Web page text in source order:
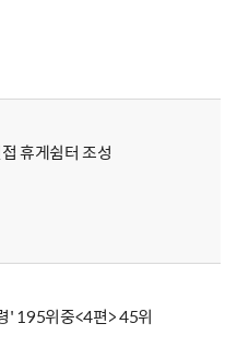
휴게쉼터 조성
' 195위중<4편> 45위